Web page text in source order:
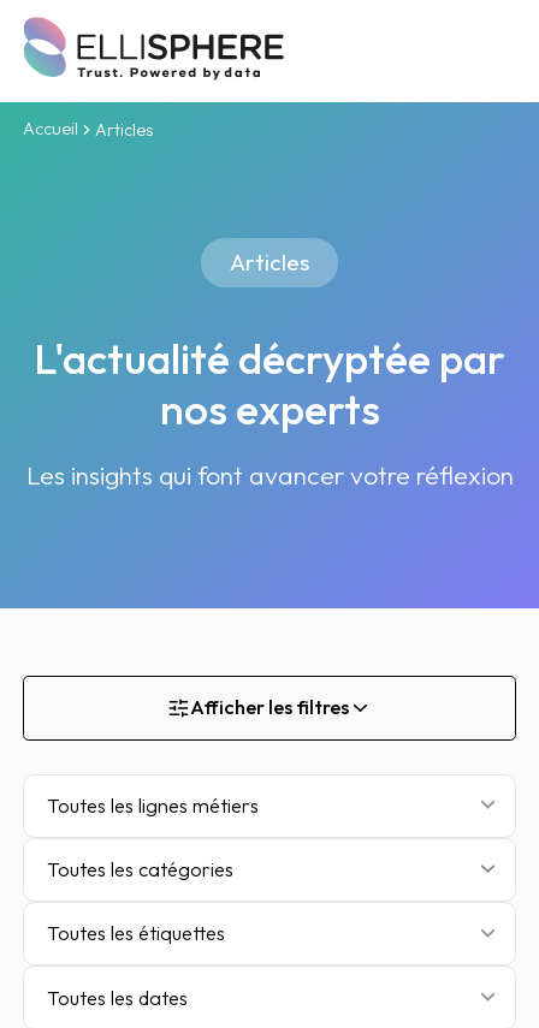
Accueil Articles
Articles
L'actualité décryptée par
nos experts
Les insights qui font avancer votre réflexion
Afficher les filtres
Toutes les lignes métiers
Toutes les catégories
Toutes les étiquettes
Toutes les dates